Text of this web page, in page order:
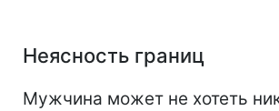
Неясность границ
Мужчина может не хотеть